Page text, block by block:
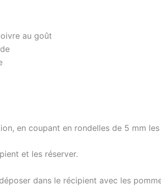
au goût
en coupant en rondelles de 5 mm
et les réserver.
dans le récipient avec les